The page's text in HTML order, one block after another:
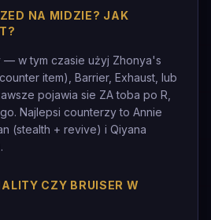
NA MIDZIE? JAK
— w tym czasie użyj Zhonya's
item), Barrier, Exhaust, lub
pojawia sie ZA toba po R,
Najlepsi counterzy to Annie
(stealth + revive) i Qiyana
CZY BRUISER W